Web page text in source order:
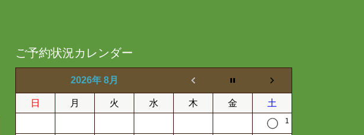
ご予約状況カレンダー
2026年 8月
日 月 火 水 木 金 土
1